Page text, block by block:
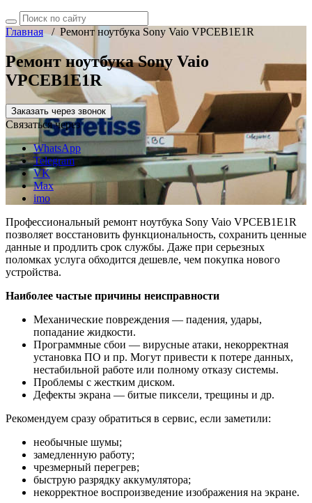
Главная/ Ремонт ноутбука Sony Vaio VPCEB1E1R
Ремонт ноутбука Sony Vaio
VPCEB1E1R
Заказать через звонок
Связаться через
WhatsApp
Telegram
VK
Max
imo
Профессиональный ремонт ноутбука Sony Vaio VPCEB1E1R
позволяет восстановить функциональность, сохранить ценные
данные и продлить срок службы. Даже при серьезных
поломках услуга обходится дешевле, чем покупка нового
устройства.
Наиболее частые причины неисправности
Механические повреждения — падения, удары,
попадание жидкости.
Программные сбои — вирусные атаки, некорректная
установка ПО и пр. Могут привести к потере данных,
нестабильной работе или полному отказу системы.
Проблемы с жестким диском.
Дефекты экрана — битые пиксели, трещины и др.
Рекомендуем сразу обратиться в сервис, если заметили:
необычные шумы;
замедленную работу;
чрезмерный перегрев;
быструю разрядку аккумулятора;
некорректное воспроизведение изображения на экране.